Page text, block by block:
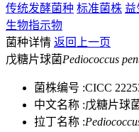
传统发酵菌种 标准菌株 益
生物指示物
菌种详情 返回上一页
戊糖片球菌Pediococcus
菌株编号 :CICC
中文名称 :戊糖片球
拉丁名称 :